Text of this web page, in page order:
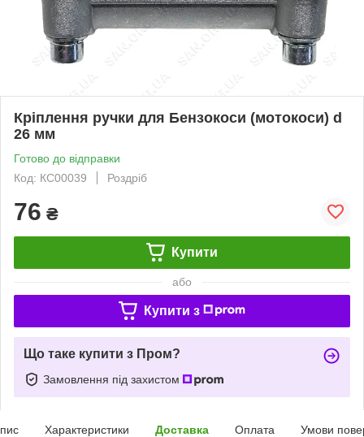
Кріплення ручки для Бензокоси (мотокоси) d
26 мм
Готово до відправки
Код: КС00039
Роздріб
76 ₴
Купити
або
Купити з
Що таке купити з Пром?
Замовлення під захистом
Характеристики Доставка Оплата Умови